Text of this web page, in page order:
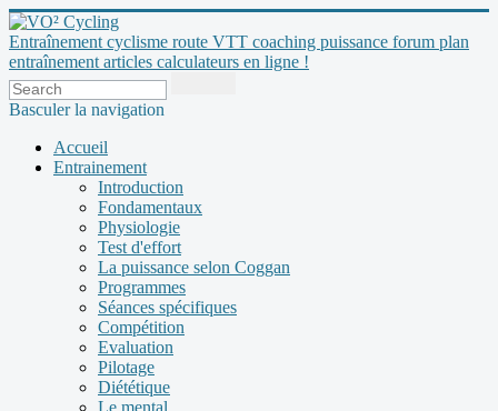
Entraînement cyclisme route VTT coaching puissance forum plan
entraînement articles calculateurs en ligne !
Basculer la navigation
Accueil
Entrainement
Introduction
Fondamentaux
Physiologie
Test d'effort
La puissance selon Coggan
Programmes
Séances spécifiques
Compétition
Evaluation
Pilotage
Diététique
Le mental